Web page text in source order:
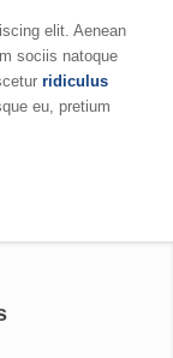
elit. Aenean
sociis natoque
ridiculus
eu, pretium